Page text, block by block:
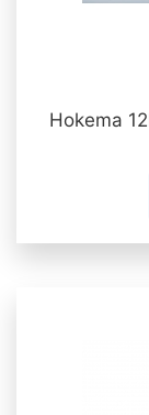
Hokema